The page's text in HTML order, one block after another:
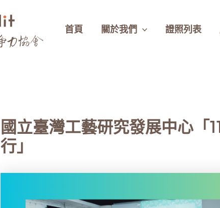
首頁 關於我們 證照列表
國立臺灣工藝研究發展中心「
行」